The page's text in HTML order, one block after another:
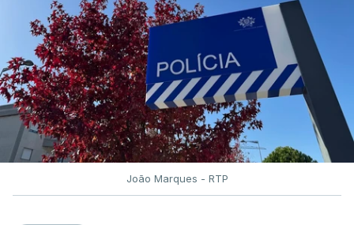
João Marques - RTP